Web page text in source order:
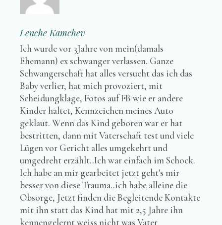
Lenche Kamchev
Ich wurde vor 3Jahre von mein(damals
Ehemann) ex schwanger verlassen. Ganze
Schwangerschaft hat alles versucht das ich das
Baby verlier, hat mich provoziert, mit
Scheidungklage, Fotos auf FB wie er andere
Kinder haltet, Kennzeichen meines Auto
geklaut. Wenn das Kind geboren war er hat
bestritten, dann mit Vaterschaft test und viele
Lügen vor Gericht alles umgekehrt und
umgedreht erzählt..Ich war einfach im Schock.
Ich habe an mir gearbeitet jetzt geht's mir
besser von diese Trauma..ich habe alleine die
Obsorge, Jetzt finden die Begleitende Kontakte
mit ihn statt das Kind hat mit 2,5 Jahre ihn
kennengelernt weiss nicht was Vater